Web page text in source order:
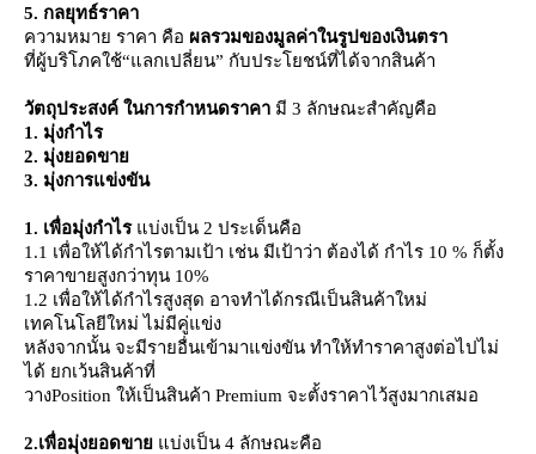
5. กลยุทธ์ราคา
ความหมาย ราคา คือ ผลรวมของมูลค่าในรูปของเงินตรา
ที่ผู้บริโภคใช้“แลกเปลี่ยน” กับประโยชน์ที่ได้จากสินค้า
วัตถุประสงค์ ในการกำหนดราคา มี 3 ลักษณะสำคัญคือ
1. มุ่งกำไร
2. มุ่งยอดขา
3. มุ่งการแข่งขัน
1. เพื่อมุ่งกำไร บ่งเป็น 2 ประเด็นคือ
1.1 เพื่อให้ได้กำไรตามเป้า เช่น มีเป้าว่า ต้องได้ กำไร 10 % ก็ตั้ง
ราคาขายสูงกว่าทุน 10%
1.2 เพื่อให้ได้กำไรสูงสุด อาจทำได้กรณีเป็นสินค้าใหม่
เทคโนโลยีใหม่ ไม่มีคู่แข่ง
หลังจากนั้น จะมีรายอื่นเข้ามาแข่งขัน ทำให้ทำราคาสูงต่อไปไม่
ได้ ยกเว้นสินค้าที่
วางPosition ห้เป็นสินค้า Premium จะตั้งราคาไว้สูงมากเสมอ
2.เพื่อมุ่งยอดขา บ่งเป็น 4 ลักษณะคือ